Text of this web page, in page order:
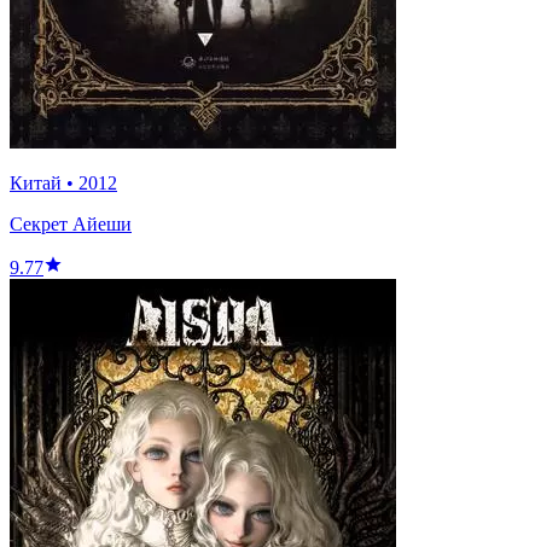
Китай • 2012
Секрет Айеши
9.77